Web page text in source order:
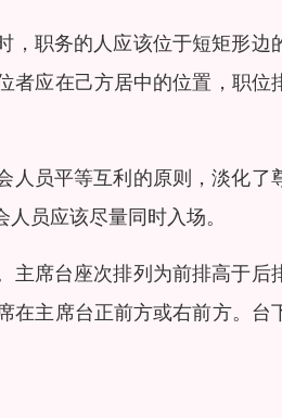
，职务的人应该位于短矩形边
者应在己方居中的位置，职位
人员平等互利的原则，淡化了
员应该尽量同时入场。
主席台座次排列为前排高于后
在主席台正前方或右前方。台